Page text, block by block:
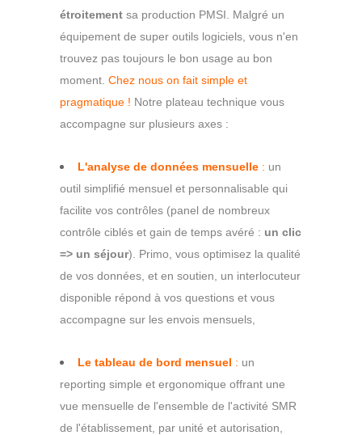
étroitement sa production PMSI. Malgré un
équipement de super outils logiciels, vous n'en
trouvez pas toujours le bon usage au bon
moment. Chez nous on fait simple et
pragmatique ! Notre plateau technique vous
accompagne sur plusieurs axes :
L'analyse de données mensuelle : un
outil simplifié mensuel et personnalisable qui
facilite vos contrôles (panel de nombreux
contrôle ciblés et gain de temps avéré : un clic
=> un séjour). Primo, vous optimisez la qualité
de vos données, et en soutien, un interlocuteur
disponible répond à vos questions et vous
accompagne sur les envois mensuels,
Le tableau de bord mensuel : un
reporting simple et ergonomique offrant une
vue mensuelle de l'ensemble de l'activité SMR
de l'établissement, par unité et autorisation,